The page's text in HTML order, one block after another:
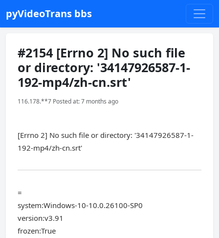
pyVideoTrans bbs
#2154 [Errno 2] No such file
or directory: '34147926587-1-
192-mp4/zh-cn.srt'
116.178.**7 Posted at: 7 months ago
[Errno 2] No such file or directory: '34147926587-1-
192-mp4/zh-cn.srt'
=
system:Windows-10-10.0.26100-SP0
version:v3.91
frozen:True